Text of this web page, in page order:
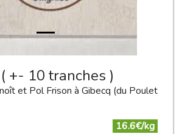
+- 10 tranches )
et Pol Frison à Gibecq (du Poulet
16.6€/kg